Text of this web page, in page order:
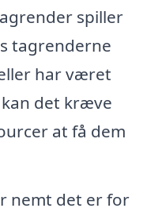
spiller
tagrenderne
har været
det kræve
at få dem
nemt det er for